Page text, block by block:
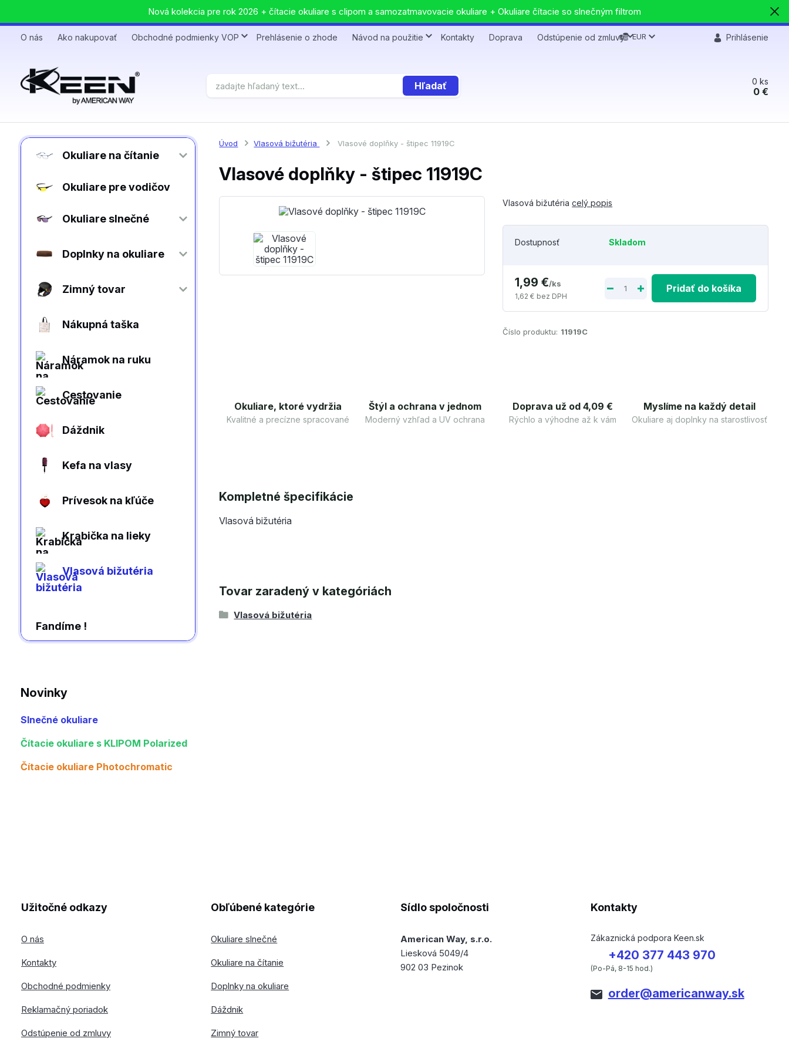
Nová kolekcia pre rok 2026 + čítacie okuliare s clipom a samozatmavovacie okuliare + Okuliare čítacie so slnečným filtrom
O nás Ako nakupovať Obchodné podmienky VOP Prehlásenie o zhode Návod na použitie Kontakty Doprava Odstúpenie od zmluvy EUR Prihlásenie
Hľadať 0 ks
0 €
Okuliare na čítanie
Okuliare pre vodičov
Okuliare slnečné
Doplnky na okuliare
Zimný tovar
Nákupná taška
Náramok na ruku
Cestovanie
Dáždnik
Kefa na vlasy
Prívesok na kľúče
Krabička na lieky
Vlasová bižutéria
Fandíme !
Novinky
Slnečné okuliare
Čítacie okuliare s KLIPOM Polarized
Čítacie okuliare Photochromatic
Úvod Vlasová bižutéria Vlasové doplňky - štipec 11919C
Vlasové doplňky - štipec 11919C
Vlasová bižutériacelý popis
Dostupnosť Skladom
1,99 €/ks
1,62 € bez DPH
Pridať do košíka
Číslo produktu: 11919C
Okuliare, ktoré vydržia
Kvalitné a precízne spracované
Štýl a ochrana v jednom
Moderný vzhľad a UV ochrana
Doprava už od 4,09 €
Rýchlo a výhodne až k vám
Myslíme na každý detail
Okuliare aj doplnky na starostlivosť
Kompletné špecifikácie
Vlasová bižutéria
Tovar zaradený v kategóriách
Vlasová bižutéria
Užitočné odkazy
O nás
Kontakty
Obchodné podmienky
Reklamačný poriadok
Odstúpenie od zmluvy
Obľúbené kategórie
Okuliare slnečné
Okuliare na čítanie
Doplnky na okuliare
Dáždnik
Zimný tovar
Sídlo spoločnosti
American Way, s.r.o.
Liesková 5049/4
902 03 Pezinok
Kontakty
Zákaznická podpora Keen.sk
+420 377 443 970
(Po-Pá, 8-15 hod.)
order@americanway.sk